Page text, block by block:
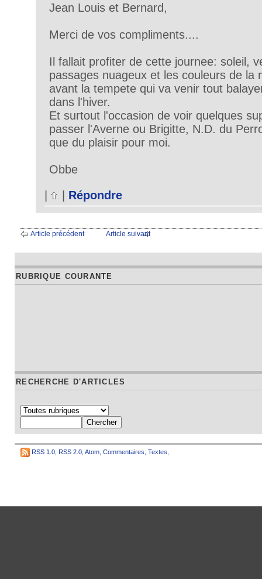
Jean Louis et Bernard,
Merci de vos compliments....
Il fallait profiter de cette journee: soleil,
passages nuageux et les couleurs de la
avant la tempete qui va venir tout
dans l'hiver.
Et surtout l'occasion de voir quelques
passer l'Averne ou Brigitte, N.D. du
que du plaisir pour moi.
Obbe
Répondre
Article précédent Article suivant
RUBRIQUE COURANTE
RECHERCHE D'ARTICLES
RSS 1.0 RSS 2.0 Atom Commentaires Textes